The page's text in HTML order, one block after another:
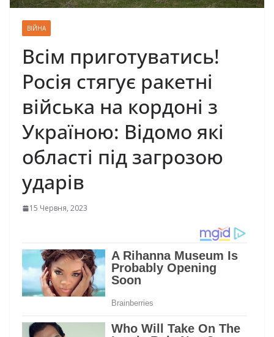
ВІЙНА
Всім приготуватись!
Росія стягує ракетні
війська на кордоні з
Україною: Відомо які
області під загрозою
ударів
15 Червня, 2023